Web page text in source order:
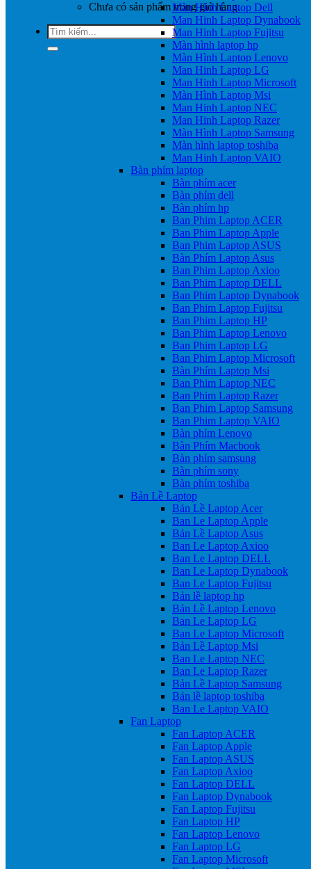
Chưa có sản phẩm trong giỏ hàng.
Tìm
kiếm:
Màn Hình Laptop Dell
Man Hinh Laptop Dynabook
Man Hinh Laptop Fujitsu
Màn hình laptop hp
Màn Hình Laptop Lenovo
Man Hinh Laptop LG
Man Hinh Laptop Microsoft
Màn Hình Laptop Msi
Man Hinh Laptop NEC
Man Hinh Laptop Razer
Màn Hình Laptop Samsung
Màn hình laptop toshiba
Man Hinh Laptop VAIO
Bàn phím laptop
Bàn phím acer
Bàn phím dell
Bàn phím hp
Ban Phim Laptop ACER
Ban Phim Laptop Apple
Ban Phim Laptop ASUS
Bàn Phím Laptop Asus
Ban Phim Laptop Axioo
Ban Phim Laptop DELL
Ban Phim Laptop Dynabook
Ban Phim Laptop Fujitsu
Ban Phim Laptop HP
Ban Phim Laptop Lenovo
Ban Phim Laptop LG
Ban Phim Laptop Microsoft
Bàn Phím Laptop Msi
Ban Phim Laptop NEC
Ban Phim Laptop Razer
Ban Phim Laptop Samsung
Ban Phim Laptop VAIO
Bàn phím Lenovo
Bàn Phím Macbook
Bàn phím samsung
Bàn phím sony
Bàn phím toshiba
Bản Lề Laptop
Bản Lề Laptop Acer
Ban Le Laptop Apple
Bản Lề Laptop Asus
Ban Le Laptop Axioo
Ban Le Laptop DELL
Ban Le Laptop Dynabook
Ban Le Laptop Fujitsu
Bản lề laptop hp
Bản Lề Laptop Lenovo
Ban Le Laptop LG
Ban Le Laptop Microsoft
Bản Lề Laptop Msi
Ban Le Laptop NEC
Ban Le Laptop Razer
Bản Lề Laptop Samsung
Bản lề laptop toshiba
Ban Le Laptop VAIO
Fan Laptop
Fan Laptop ACER
Fan Laptop Apple
Fan Laptop ASUS
Fan Laptop Axioo
Fan Laptop DELL
Fan Laptop Dynabook
Fan Laptop Fujitsu
Fan Laptop HP
Fan Laptop Lenovo
Fan Laptop LG
Fan Laptop Microsoft